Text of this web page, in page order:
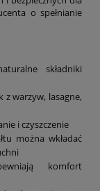
o spełnianie
składniki
warzyw, lasagne,
i czyszczenie
można wkładać
komfort